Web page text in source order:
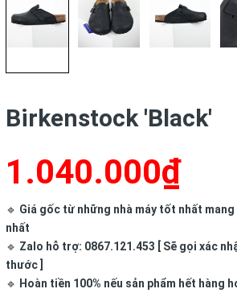
Birkenstock 'Black'
1.040.000₫
🔹 Giá gốc từ những nhà máy tốt nhất
nhất
🔹 Zalo hỗ trợ: 0867.121.453 [ Sẽ gọi xác
thước ]
🔹 Hoàn tiền 100% nếu sản phẩm hết hàng